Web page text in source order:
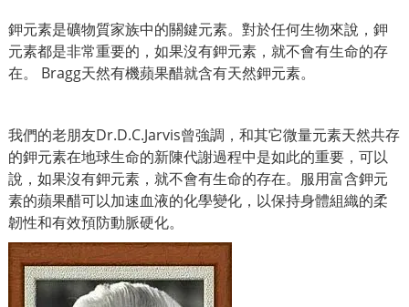
鉀元素是礦物質家族中的關鍵元素。對於任何生物來說，鉀
元素都是非常重要的，如果沒有鉀元素，就不會有生命的存
在。 Bragg天然有機蘋果醋就含有天然鉀元素。
我們的老朋友Dr.D.C.Jarvis曾強調，和其它微量元素天然共存
的鉀元素在地球生命的新陳代謝過程中是如此的重要，可以
說，如果沒有鉀元素，就不會有生命的存在。服用富含鉀元
素的蘋果醋可以加速血液的化學變化，以保持身體組織的柔
韌性和有效預防動脈硬化。